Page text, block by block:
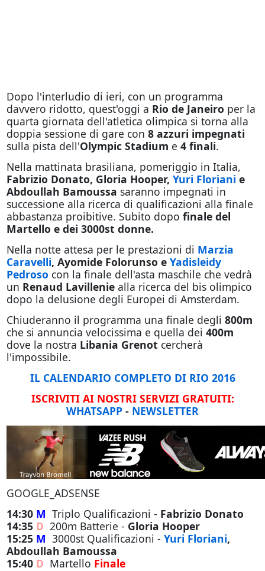
Dopo l'interludio di ieri, con un programma
davvero ridotto, quest'oggi a Rio de Janeiro per la
quarta giornata dell'atletica olimpica si torna alla
doppia sessione di gare con 8 azzuri impegnati
sulla pista dell'Olympic Stadium e 4 finali.
Nella mattinata brasiliana, pomeriggio in Italia,
Fabrizio Donato, Gloria Hooper, Yuri Floriani e
Abdoullah Bamoussa saranno impegnati in
successione alla ricerca di qualificazioni alla finale
abbastanza proibitive. Subito dopo finale del
Martello e dei 3000st donne.
Nella notte attesa per le prestazioni di Marzia
Caravelli, Ayomide Folorunso e Yadisleidy
Pedroso con la finale dell'asta maschile che vedrà
un Renaud Lavilleniealla ricerca del bis olimpico
dopo la delusione degli Europei di Amsterdam.
Chiuderanno il programma una finale degli 800m
che si annuncia velocissima e quella dei 400m
dove la nostra Libania Grenot cercherà
l'impossibile.
IL CALENDARIO COMPLETO DI RIO 2016
ISCRIVITI AI NOSTRI SERVIZI GRATUITI:
WHATSAPP - NEWSLETTER
GOOGLE_ADSENSE
14:30 M Triplo Qualificazioni - Fabrizio Donato
14:35D 200m Batterie - Gloria Hooper
15:25 M 3000st Qualificazioni - Yuri Floriani,
Abdoullah Bamoussa
15:40 D Martello Finale